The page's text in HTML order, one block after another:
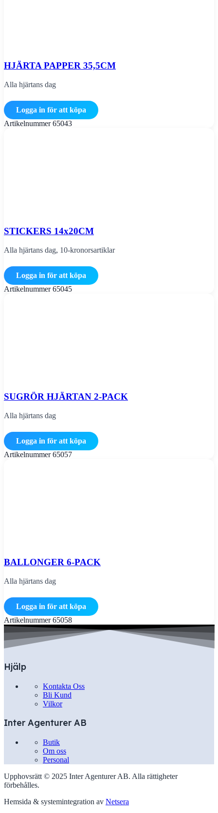
HJÄRTA PAPPER 35,5CM
Alla hjärtans dag
Logga in för att köpa
Artikelnummer65043
STICKERS 14x20CM
Alla hjärtans dag, 10-kronorsartiklar
Logga in för att köpa
Artikelnummer65045
SUGRÖR HJÄRTAN 2-PACK
Alla hjärtans dag
Logga in för att köpa
Artikelnummer65057
BALLONGER 6-PACK
Alla hjärtans dag
Logga in för att köpa
Artikelnummer65058
Hjälp
Kontakta Oss
Bli Kund
Vilkor
Inter Agenturer AB
Butik
Om oss
Personal
Upphovsrätt © 2025 Inter Agenturer AB. Alla rättigheter
förbehålles.
Hemsida & systemintegration av Netsera